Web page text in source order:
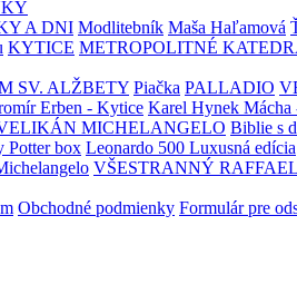
A DNI Modlitebník Maša Haľamová
KYTICE METROPOLITNÉ
SV. ALŽBETY Piačka PALLADIO
Erben - Kytice Karel Hynek Mácha
MICHELANGELO Biblie s
Potter box Leonardo 500 Luxusná edícia
VŠESTRANNÝ
Obchodné podmienky Formulár pre